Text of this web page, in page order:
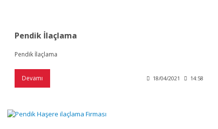
Pendik İlaçlama
Pendik İlaçlama
Devamı 18/04/2021 14:58